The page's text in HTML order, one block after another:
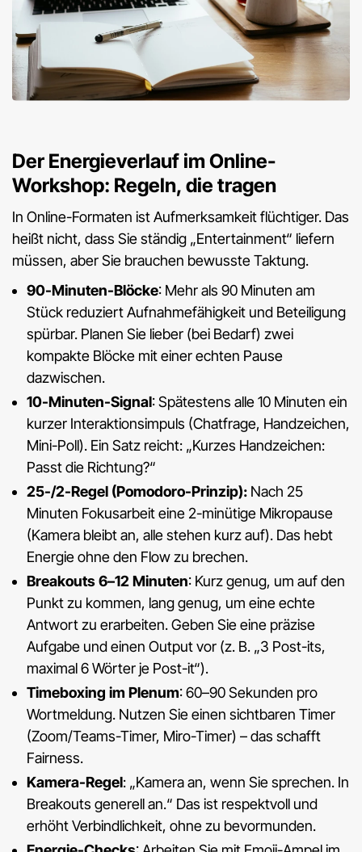
Der Energieverlauf im Online-
Workshop: Regeln, die tragen
In Online-Formaten ist Aufmerksamkeit flüchtiger. Das
heißt nicht, dass Sie ständig „Entertainment“ liefern
müssen, aber Sie brauchen bewusste Taktung.
90-Minuten-Blöcke: Mehr als 90 Minuten am
Stück reduziert Aufnahmefähigkeit und Beteiligung
spürbar. Planen Sie lieber (bei Bedarf) zwei
kompakte Blöcke mit einer echten Pause
dazwischen.
10-Minuten-Signal: Spätestens alle 10 Minuten ein
kurzer Interaktionsimpuls (Chatfrage, Handzeichen,
Mini-Poll). Ein Satz reicht: „Kurzes Handzeichen:
Passt die Richtung?“
25-/2-Regel (Pomodoro-Prinzip): Nach 25
Minuten Fokusarbeit eine 2-minütige Mikropause
(Kamera bleibt an, alle stehen kurz auf). Das hebt
Energie ohne den Flow zu brechen.
Breakouts 6–12 Minuten: Kurz genug, um auf den
Punkt zu kommen, lang genug, um eine echte
Antwort zu erarbeiten. Geben Sie eine präzise
Aufgabe und einen Output vor (z. B. „3 Post-its,
maximal 6 Wörter je Post-it“).
Timeboxing im Plenum: 60–90 Sekunden pro
Wortmeldung. Nutzen Sie einen sichtbaren Timer
(Zoom/Teams-Timer, Miro-Timer) – das schafft
Fairness.
Kamera-Regel: „Kamera an, wenn Sie sprechen. In
Breakouts generell an.“ Das ist respektvoll und
erhöht Verbindlichkeit, ohne zu bevormunden.